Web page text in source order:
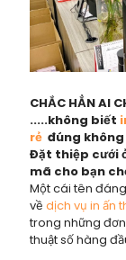
CHẮC HẲN AI
.....không biết
rẻ đúng không
Đặt thiệp cưới ở
mã cho bạn
Một cái tên
về dịch vụ in ấn
trong những
thuật số hàng